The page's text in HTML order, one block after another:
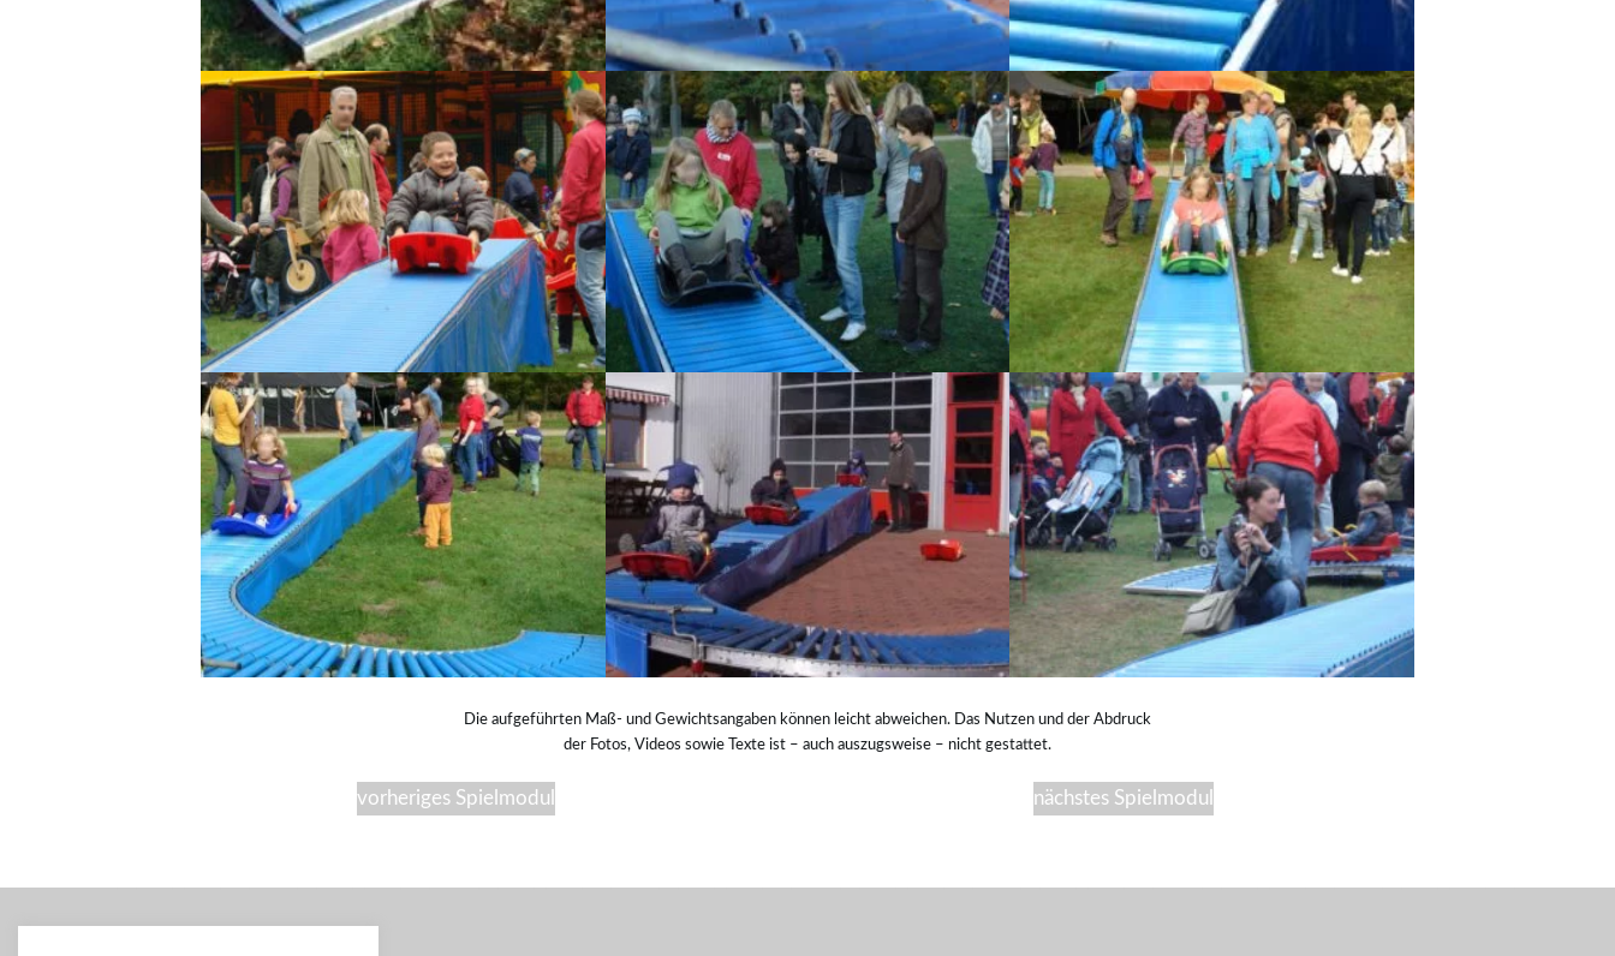
Die aufgeführten Maß- und Gewichtsangaben können leicht abweichen. Das Nutzen und der Abdruck
der Fotos, Videos sowie Texte ist – auch auszugsweise – nicht gestattet.
vorheriges Spielmodul nächstes Spielmodul